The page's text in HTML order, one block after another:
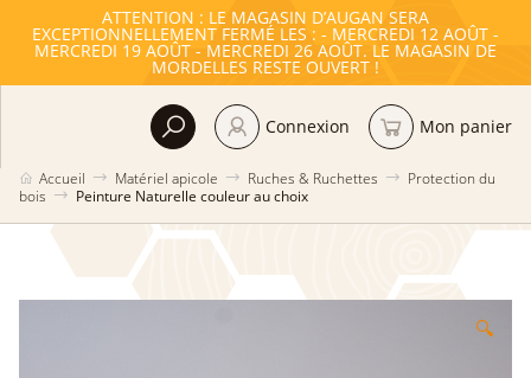
ATTENTION : LE MAGASIN D’AUGAN SERA
EXCEPTIONNELLEMENT FERMÉ LES : - MERCREDI 12 AOÛT -
MERCREDI 19 AOÛT - MERCREDI 26 AOÛT. LE MAGASIN DE
MORDELLES RESTE OUVERT !
Accueil Matériel apicole Ruches & Ruchettes
Protection du
bois
Peinture Naturelle couleur au choix
Connexion Mon panier
🔍